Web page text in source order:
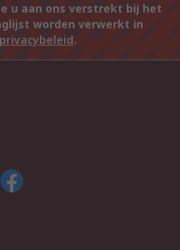
u aan ons verstrekt bij het
worden verwerkt in
privacybeleid.